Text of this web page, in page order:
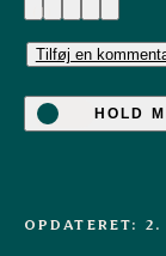
(1)
Tilføj en
HOLD
OPDATERET: